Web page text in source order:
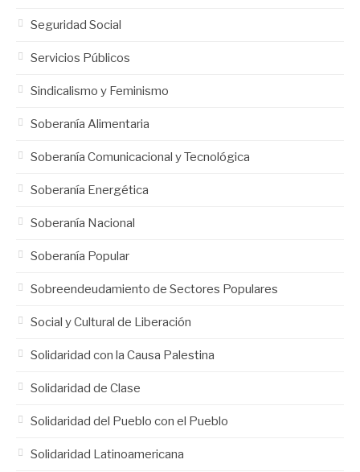
Seguridad Social
Servicios Públicos
Sindicalismo y Feminismo
Soberanía Alimentaria
Soberanía Comunicacional y Tecnológica
Soberanía Energética
Soberanía Nacional
Soberanía Popular
Sobreendeudamiento de Sectores Populares
Social y Cultural de Liberación
Solidaridad con la Causa Palestina
Solidaridad de Clase
Solidaridad del Pueblo con el Pueblo
Solidaridad Latinoamericana